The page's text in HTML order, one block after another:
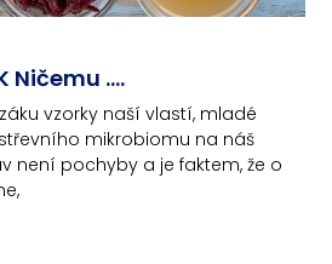
Ničemu ….
vzorky naší vlastí, mladé
mikrobiomu na náš
není pochyby a je faktem, že o